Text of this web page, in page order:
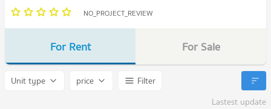
NO_PROJECT_REVIEW
For Rent For Sale
Unit type price
Filter
Lastest update